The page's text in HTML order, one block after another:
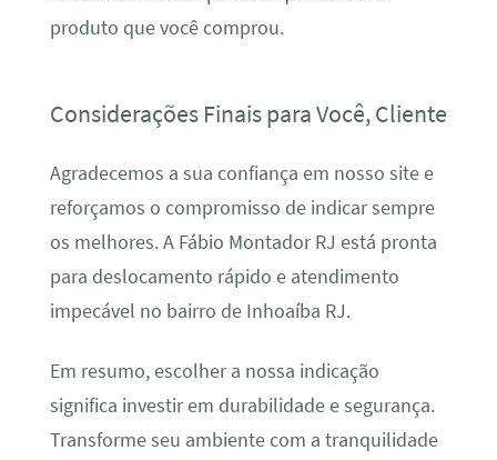
produto que você comprou.
Considerações Finais para Você, Cliente
Agradecemos a sua confiança em nosso site e
reforçamos o compromisso de indicar sempre
os melhores. A Fábio Montador RJ está pronta
para deslocamento rápido e atendimento
impecável no bairro de Inhoaíba RJ.
Em resumo, escolher a nossa indicação
significa investir em durabilidade e segurança.
Transforme seu ambiente com a tranquilidade